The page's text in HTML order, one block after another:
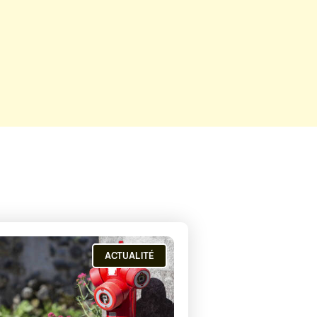
ACTUALITÉ